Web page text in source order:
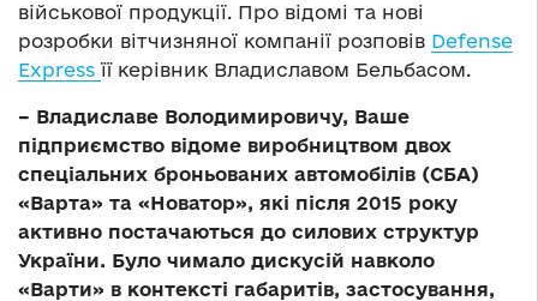
військової продукції. Про відомі та нові
розробки вітчизняної компанії розповів Defense
Express її керівник Владиславом Бельбасом.
– Владиславе Володимировичу, Ваше
підприємство відоме виробництвом двох
спеціальних броньованих автомобілів (СБА)
«Варта» та «Новатор», які після 2015 року
активно постачаються до силових структур
України. Було чимало дискусій навколо
«Варти» в контексті габаритів, застосування,